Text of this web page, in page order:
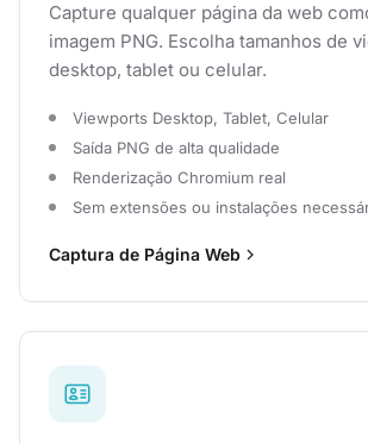
Capture qualquer página da web
imagem PNG. Escolha tamanhos de
desktop, tablet ou celular.
Viewports Desktop, Tablet, Celular
Saída PNG de alta qualidade
Renderização Chromium real
Sem extensões ou instalações
Captura de Página Web